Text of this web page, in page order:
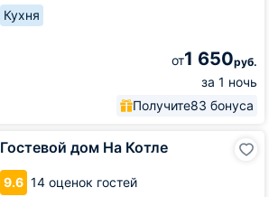
Кухня
от1 650руб.
за 1 ночь
Получите83 бонуса
Гостевой дом На Котле
9.6 14 оценок гостей